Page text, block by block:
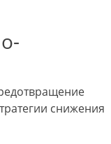
снижения